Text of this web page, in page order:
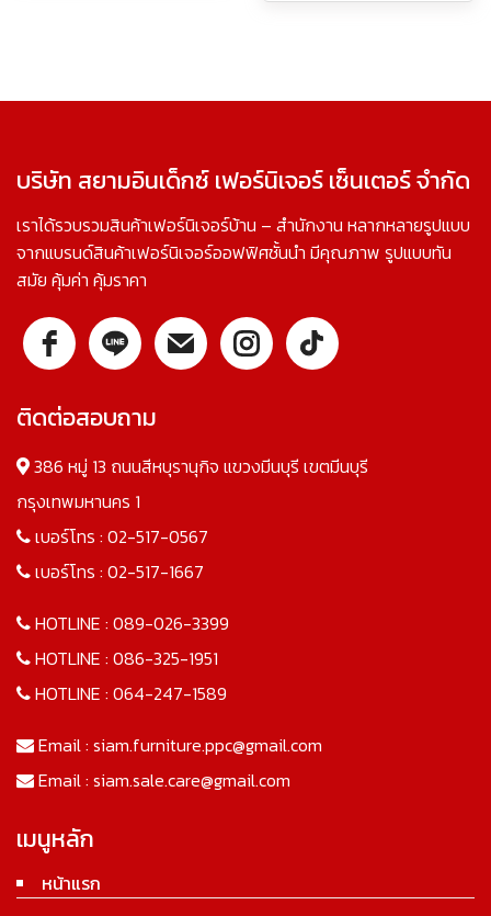
บริษัท สยามอินเด็กซ์ เฟอร์นิเจอร์ เซ็นเตอร์ จำกัด
เราได้รวบรวมสินค้าเฟอร์นิเจอร์บ้าน – สำนักงาน หลากหลายรูปแบบ
จากแบรนด์สินค้าเฟอร์นิเจอร์ออฟฟิศชั้นนำ มีคุณภาพ รูปแบบทัน
สมัย คุ้มค่า คุ้มราคา
ติดต่อสอบถาม
386 หมู่ 13 ถนนสีหบุรานุกิจ แขวงมีนบุรี เขตมีนบุรี
กรุงเทพมหานคร 1
เบอร์โทร : 02-517-0567
เบอร์โทร : 02-517-1667
HOTLINE : 089-026-3399
HOTLINE : 086-325-1951
HOTLINE : 064-247-1589
Email : siam.furniture.ppc@gmail.com
Email : siam.sale.care@gmail.com
เมนูหลัก
หน้าแรก